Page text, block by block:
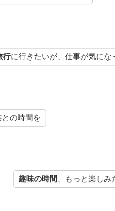
行に行きたいが、仕事が気にな
の時間を
趣味の時間 、もっと楽しみ